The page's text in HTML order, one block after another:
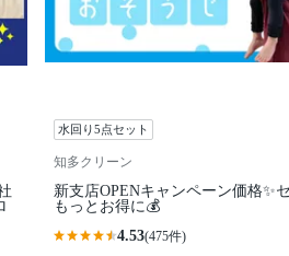
水回り5点セット
知多クリーン
新支店OPENキャンペーン価格✨
もっとお得に💰
4.53(475件)